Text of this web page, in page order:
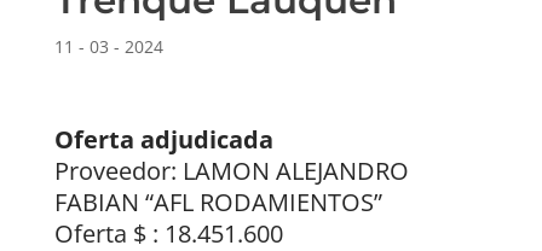
11 - 03 - 2024
Oferta adjudicada
Proveedor: LAMON ALEJANDRO
FABIAN “AFL RODAMIENTOS”
Oferta $ : 18.451.600